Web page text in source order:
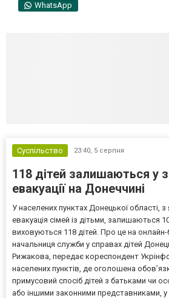
WhatsApp
Суспільство 23:40, 5 серпня
118 дітей залишаються у
евакуації на Донеччині
У населених пунктах Донецької області,
евакуація сімей із дітьми, залишаються
виховуються 118 дітей. Про це на
начальниця служби у справах дітей
Рижакова, передає кореспондент
населених пунктів, де оголошена
примусовий спосіб дітей з батьками чи
або іншими законними представниками, у